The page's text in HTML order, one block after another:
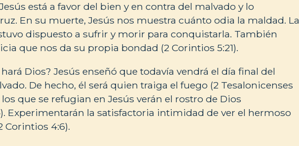
está a favor del bien y en contra del malvado y lo
En su muerte, Jesús nos muestra cuánto odia la maldad. La
dispuesto a sufrir y morir para conquistarla. También
que nos da su propia bondad (2 Corintios 5:21).
Dios? Jesús enseñó que todavía vendrá el día final del
De hecho, él será quien traiga el fuego (2 Tesalonicenses
los que se refugian en Jesús verán el rostro de Dios
Experimentarán la satisfactoria intimidad de ver el hermoso
Corintios 4:6).